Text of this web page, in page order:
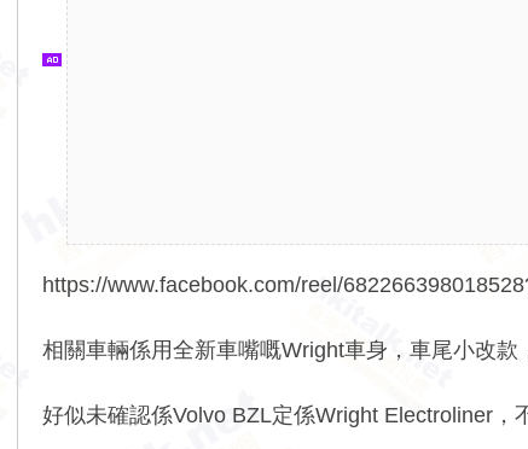
https://www.facebook.com/reel/
相關車輛係用全新車嘴嘅Wright車身，車尾小改
好似未確認係Volvo BZL定係Wright Electroliner